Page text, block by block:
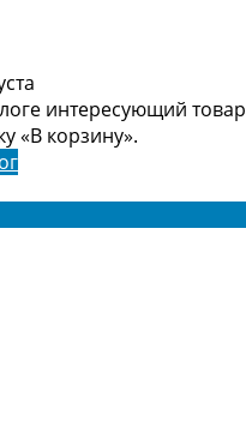
интересующий товар
«В корзину».